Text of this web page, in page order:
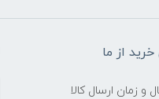
خرید از ما
و زمان ارسال کالا